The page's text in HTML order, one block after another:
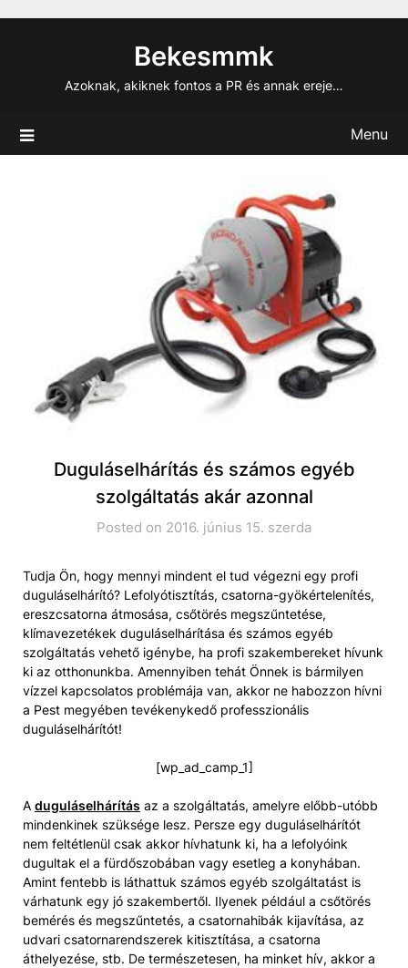
Bekesmmk
Azoknak, akiknek fontos a PR és annak ereje…
Menu
Duguláselhárítás és számos egyéb
szolgáltatás akár azonnal
Posted on 2016. június 15. szerda
Tudja Ön, hogy mennyi mindent el tud végezni egy profi
duguláselhárító? Lefolyótisztítás, csatorna-gyökértelenítés,
ereszcsatorna átmosása, csőtörés megszűntetése,
klímavezetékek duguláselhárítása és számos egyéb
szolgáltatás vehető igénybe, ha profi szakembereket hívunk
ki az otthonunkba. Amennyiben tehát Önnek is bármilyen
vízzel kapcsolatos problémája van, akkor ne habozzon hívni
a Pest megyében tevékenykedő professzionális
duguláselhárítót!
[wp_ad_camp_1]
A duguláselhárítás az a szolgáltatás, amelyre előbb-utóbb
mindenkinek szüksége lesz. Persze egy duguláselhárítót
nem feltétlenül csak akkor hívhatunk ki, ha a lefolyóink
dugultak el a fürdőszobában vagy esetleg a konyhában.
Amint fentebb is láthattuk számos egyéb szolgáltatást is
várhatunk egy jó szakembertől. Ilyenek például a csőtörés
bemérés és megszűntetés, a csatornahibák kijavítása, az
udvari csatornarendszerek kitisztítása, a csatorna
áthelyezése, stb. De természetesen, ha minket hív, akkor a